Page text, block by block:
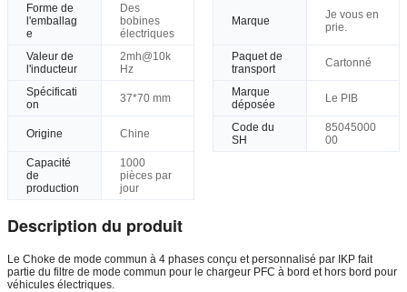
Forme de
l'emballag
e
Des
bobines
électriques
Marque
Je vous en
prie.
Valeur de
l'inducteur
2mh@10k
Hz
Paquet de
transport
Cartonné
Spécificati
on
37*70 mm
Marque
déposée
Le PIB
Origine Chine
Code du
SH
85045000
00
Capacité
de
production
1000
pièces par
jour
Description du produit
Le Choke de mode commun à 4 phases conçu et personnalisé par IKP fait
partie du filtre de mode commun pour le chargeur PFC à bord et hors bord pour
véhicules électriques.